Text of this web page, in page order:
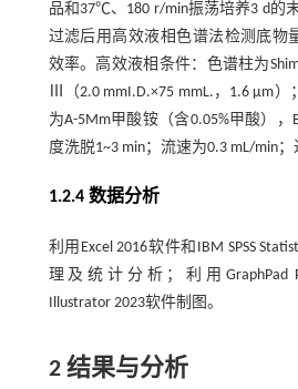
品和37℃、180 r/min振荡培养3 d的
过滤后用高效液相色谱法检测底物
效率。高效液相条件：色谱柱为
Ⅲ（2.0 mmI.D.×75 mmL.，1.6 μm
为A-5Mm甲酸铵（含0.05%甲酸）
度洗脱1~3 min；流速为0.3 mL/min；
1.2.4 数据分析
利用Excel 2016软件和IBM SPSS
理及统计分析；利用GraphPad
Illustrator 2023软件制图。
2 结果与分析